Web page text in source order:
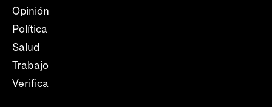
Opinión
Política
Salud
Trabajo
Verifica